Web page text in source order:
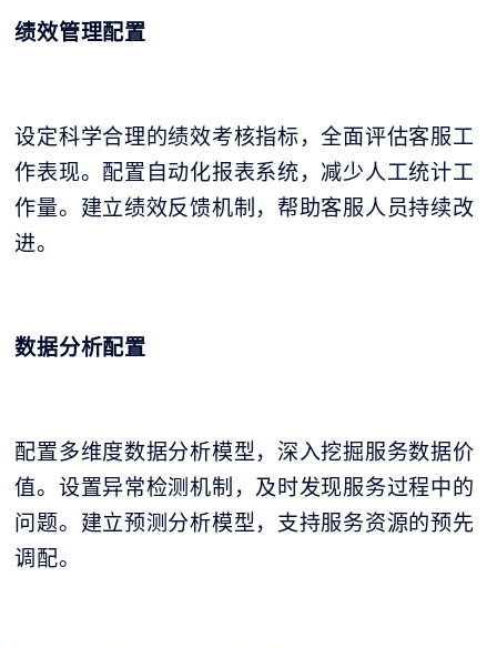
绩效管理配置
设定科学合理的绩效考核指标，全面评估客服工
作表现。配置自动化报表系统，减少人工统计工
作量。建立绩效反馈机制，帮助客服人员持续改
进。
数据分析配置
配置多维度数据分析模型，深入挖掘服务数据价
值。设置异常检测机制，及时发现服务过程中的
问题。建立预测分析模型，支持服务资源的预先
调配。